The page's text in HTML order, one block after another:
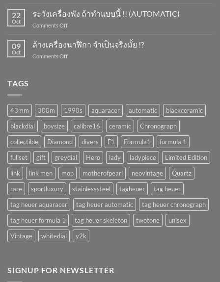
ยังหมุน
นาฬิกา
จำเป็น
!?
22
Oct
ระวังเครื่องพัง ถ้าทำแบบนี้ !! (AUTOMATIC)
Comments Offon
เครื่อง
พัง
ถ้า
09
Oct
ล้างเครื่องนาฬิกา จำเป็นจริงมั้ย !?
Comments Offon
มั้ย
!?
TAGS
43mm 300m 1990s aquaracer automatic
blackceramic
blackdial
boysize calibre16 ceramic
Chronograph
collectible
Diamond divers F1 Formula1
formula 1
fullset
gift greydial Hero lady ladypiece
Limited Edition
link
link men mop motherofpearl neovintage
Quartz
rare
sportluxury stainlesssteel tagheuer
tag heuer
tag heuer aquaracer
tag heuer automatic
tag heuer chronograph
tag heuer formula 1
tag heuer skeleton twotone
unisex
Vintage
whitedial y2k
SIGNUP FOR NEWSLETTER